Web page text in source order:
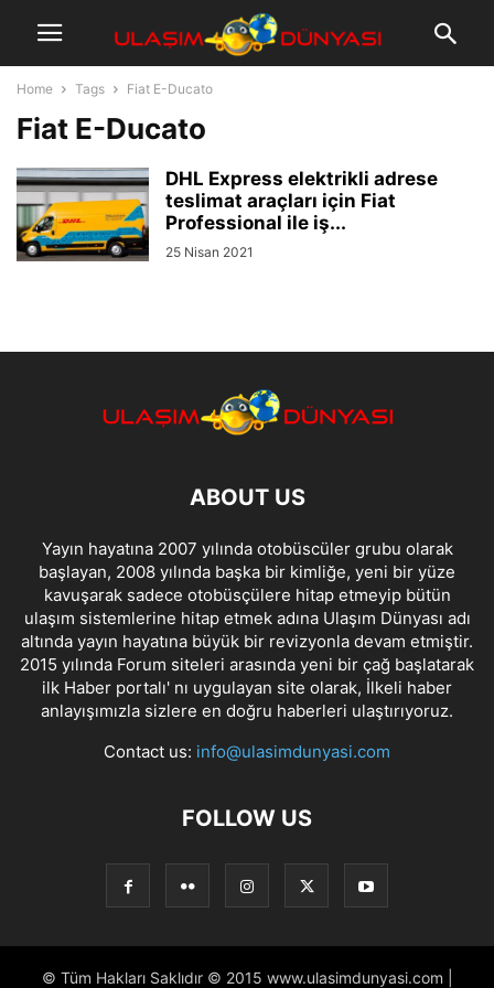
Home Tags Fiat E-Ducato
Fiat E-Ducato
DHL Express elektrikli adrese
teslimat araçları için Fiat
Professional ile iş...
25 Nisan 2021
ABOUT US
Yayın hayatına 2007 yılında otobüscüler grubu olarak
başlayan, 2008 yılında başka bir kimliğe, yeni bir yüze
kavuşarak sadece otobüsçülere hitap etmeyip bütün
ulaşım sistemlerine hitap etmek adına Ulaşım Dünyası adı
altında yayın hayatına büyük bir revizyonla devam etmiştir.
2015 yılında Forum siteleri arasında yeni bir çağ başlatarak
ilk Haber portalı' nı uygulayan site olarak, İlkeli haber
anlayışımızla sizlere en doğru haberleri ulaştırıyoruz.
Contact us: info@ulasimdunyasi.com
FOLLOW US
© Tüm Hakları Saklıdır © 2015 www.ulasimdunyasi.com |